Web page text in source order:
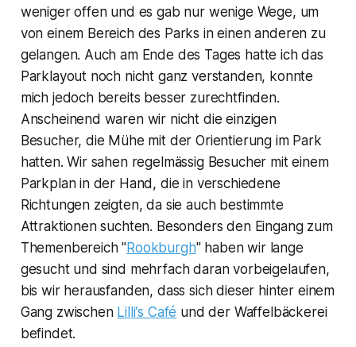
weniger offen und es gab nur wenige Wege, um
von einem Bereich des Parks in einen anderen zu
gelangen. Auch am Ende des Tages hatte ich das
Parklayout noch nicht ganz verstanden, konnte
mich jedoch bereits besser zurechtfinden.
Anscheinend waren wir nicht die einzigen
Besucher, die Mühe mit der Orientierung im Park
hatten. Wir sahen regelmässig Besucher mit einem
Parkplan in der Hand, die in verschiedene
Richtungen zeigten, da sie auch bestimmte
Attraktionen suchten. Besonders den Eingang zum
Themenbereich "Rookburgh" haben wir lange
gesucht und sind mehrfach daran vorbeigelaufen,
bis wir herausfanden, dass sich dieser hinter einem
Gang zwischen Lilli‘s Café und der Waffelbäckerei
befindet.